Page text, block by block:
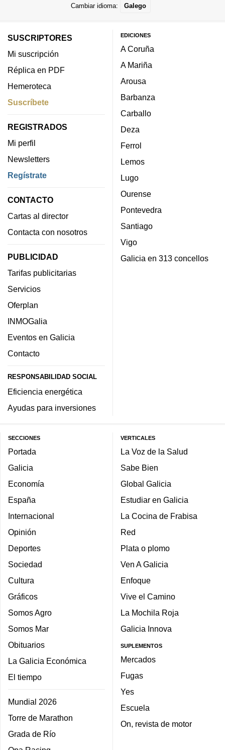
Cambiar idioma: Galego
SUSCRIPTORES
Mi suscripción
Réplica en PDF
Hemeroteca
Suscríbete
REGISTRADOS
Mi perfil
Newsletters
Regístrate
CONTACTO
Cartas al director
Contacta con nosotros
PUBLICIDAD
Tarifas publicitarias
Servicios
Oferplan
INMOGalia
Eventos en Galicia
Contacto
RESPONSABILIDAD SOCIAL
Eficiencia energética
Ayudas para inversiones
EDICIONES
A Coruña
A Mariña
Arousa
Barbanza
Carballo
Deza
Ferrol
Lemos
Lugo
Ourense
Pontevedra
Santiago
Vigo
Galicia en 313 concellos
SECCIONES
Portada
Galicia
Economía
España
Internacional
Opinión
Deportes
Sociedad
Cultura
Gráficos
Somos Agro
Somos Mar
Obituarios
La Galicia Económica
El tiempo
Mundial 2026
Torre de Marathon
Grada de Río
VERTICALES
La Voz de la Salud
Sabe Bien
Global Galicia
Estudiar en Galicia
La Cocina de Frabisa
Red
Plata o plomo
Ven A Galicia
Enfoque
Vive el Camino
La Mochila Roja
Galicia Innova
SUPLEMENTOS
Mercados
Fugas
Yes
Escuela
On, revista de motor